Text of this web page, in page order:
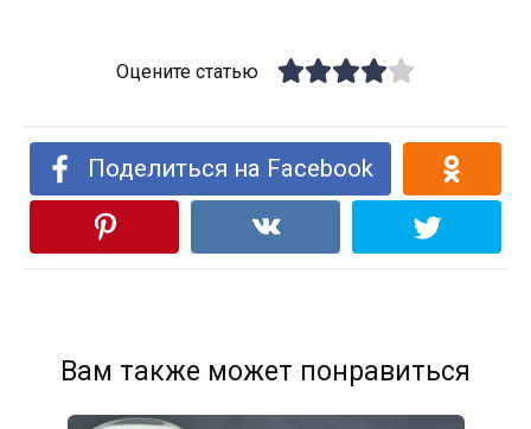
Оцените статью
Поделиться на Facebook
Вам также может понравиться